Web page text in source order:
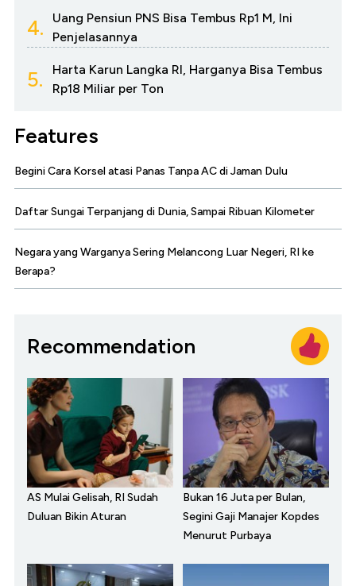
4.
Uang Pensiun PNS Bisa Tembus Rp1 M, Ini
Penjelasannya
5.
Harta Karun Langka RI, Harganya Bisa Tembus
Rp18 Miliar per Ton
Features
Begini Cara Korsel atasi Panas Tanpa AC di Jaman Dulu
Daftar Sungai Terpanjang di Dunia, Sampai Ribuan Kilometer
Negara yang Warganya Sering Melancong Luar Negeri, RI ke
Berapa?
Recommendation
AS Mulai Gelisah, RI Sudah
Duluan Bikin Aturan
Bukan 16 Juta per Bulan,
Segini Gaji Manajer Kopdes
Menurut Purbaya